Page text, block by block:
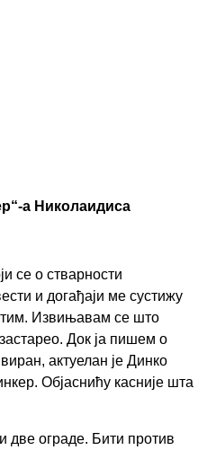
а Николаидиса
се о стварности
и догађаји ме сустижу
Извињавам се што
Док ја пишем о
актуелан је Динко
Објаснићу касније шта
две ограде. Бити против